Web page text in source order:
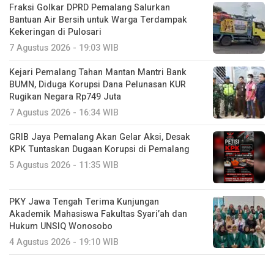
Fraksi Golkar DPRD Pemalang Salurkan
Bantuan Air Bersih untuk Warga Terdampak
Kekeringan di Pulosari
7 Agustus 2026 - 19:03 WIB
Kejari Pemalang Tahan Mantan Mantri Bank
BUMN, Diduga Korupsi Dana Pelunasan KUR
Rugikan Negara Rp749 Juta
7 Agustus 2026 - 16:34 WIB
GRIB Jaya Pemalang Akan Gelar Aksi, Desak
KPK Tuntaskan Dugaan Korupsi di Pemalang
5 Agustus 2026 - 11:35 WIB
PKY Jawa Tengah Terima Kunjungan
Akademik Mahasiswa Fakultas Syari’ah dan
Hukum UNSIQ Wonosobo
4 Agustus 2026 - 19:10 WIB